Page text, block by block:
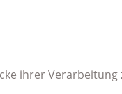
ihrer